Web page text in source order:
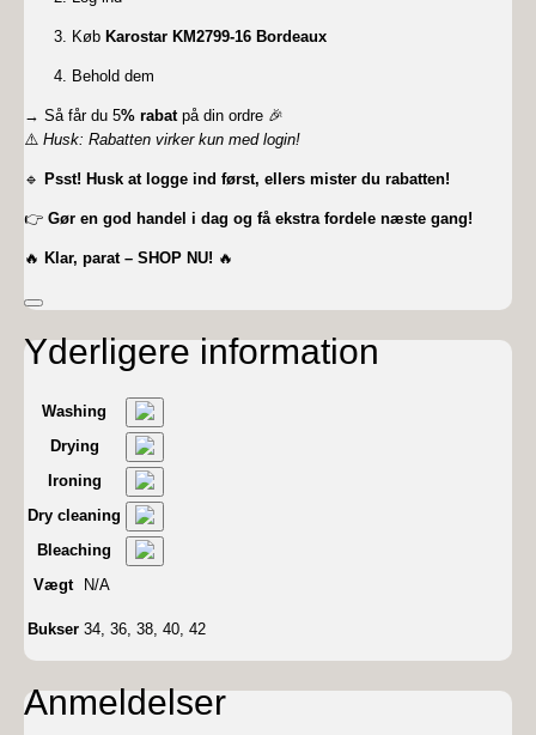
Køb Karostar KM2799-16 Bordeaux
Behold dem
→ Så får du 5% rabatpå din ordre 🎉
⚠️ Husk: Rabatten virker kun med login!
🔹 Psst! Husk at logge ind først, ellers mister du rabatten!
👉 Gør en god handel i dag og få ekstra fordele næste gang!
🔥 Klar, parat – SHOP NU! 🔥
Yderligere information
Washing
Drying
Ironing
Dry cleaning
Bleaching
Vægt
N/A
Bukser 34, 36, 38, 40, 42
Anmeldelser